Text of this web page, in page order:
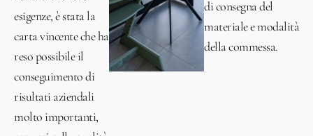
esigenze, è stata la
carta vincente che ha
reso possibile il
conseguimento di
risultati aziendali
molto importanti,
di consegna del
materiale e modalità
della commessa.